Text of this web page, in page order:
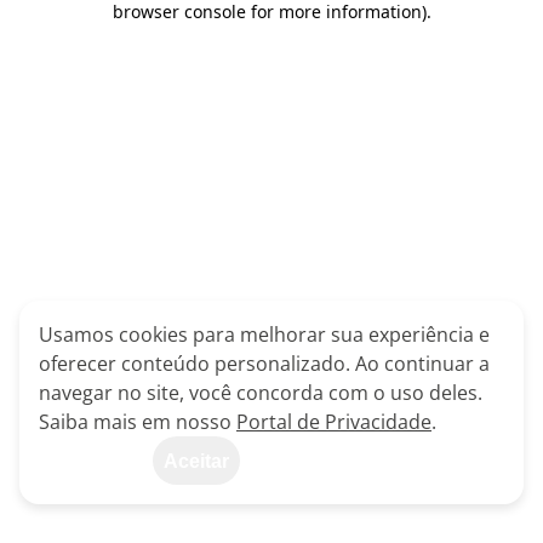
browser console for more information).
Usamos cookies para melhorar sua experiência e
oferecer conteúdo personalizado. Ao continuar a
navegar no site, você concorda com o uso deles.
Saiba mais em nosso Portal de Privacidade.